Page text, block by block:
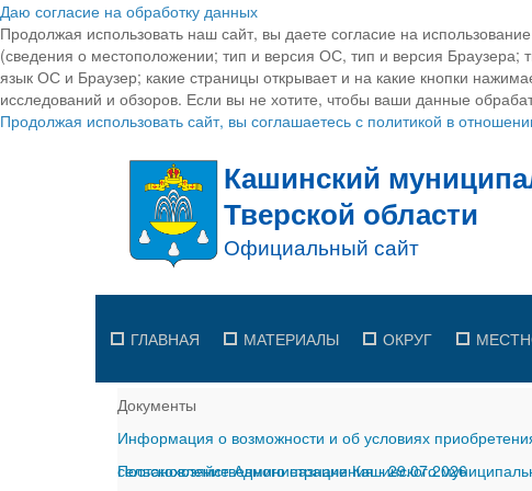
Даю согласие на обработку данных
Продолжая использовать наш сайт, вы даете согласие на
(сведения о местоположении; тип и версия ОС, тип и версия Браузера;
язык ОС и Браузер; какие страницы открывает и на какие кнопки
исследований и обзоров. Если вы не хотите, чтобы ваши данные
Продолжая использовать сайт, вы соглашаетесь с политикой в
ГЛАВНАЯ МАТЕРИАЛЫ ОКРУГ
Документы
Информация о возможности и об условиях
сельскохозяйственного назначения-29.07.2026
Постановление Администрации Кашинского